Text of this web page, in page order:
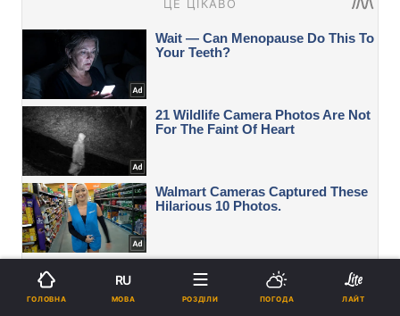
ГОЛОВНА
RU
МОВА РОЗДІЛИ ПОГОДА ЛАЙТ